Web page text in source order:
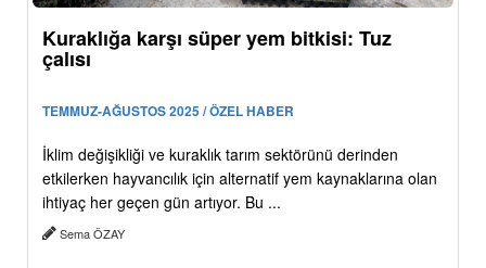
Kuraklığa karşı süper yem bitkisi: Tuz
çalısı
TEMMUZ-AĞUSTOS 2025 / ÖZEL HABER
İklim değişikliği ve kuraklık tarım sektörünü derinden
etkilerken hayvancılık için alternatif yem kaynaklarına olan
ihtiyaç her geçen gün artıyor. Bu ...
Sema ÖZAY